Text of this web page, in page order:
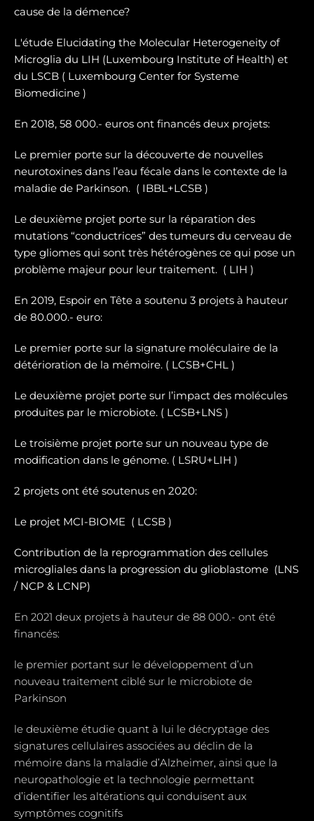
cause de la démence?
L'étude Elucidating the Molecular Heterogeneity of
Microglia du LIH (Luxembourg Institute of Health) et
du LSCB ( Luxembourg Center for Systeme
Biomedicine )
En 2018, 58 000.- euros ont financés deux projets:
Le premier porte sur la découverte de nouvelles
neurotoxines dans l’eau fécale dans le contexte de la
maladie de Parkinson. ( IBBL+LCSB )
Le deuxième projet porte sur la réparation des
mutations “conductrices” des tumeurs du cerveau de
type gliomes qui sont très hétérogènes ce qui pose un
problème majeur pour leur traitement. ( LIH )
En 2019, Espoir en Tête a soutenu 3 projets à hauteur
de 80.000.- euro:
Le premier porte sur la signature moléculaire de la
détérioration de la mémoire. ( LCSB+CHL )
Le deuxième projet porte sur l’impact des molécules
produites par le microbiote. ( LCSB+LNS )
Le troisième projet porte sur un nouveau type de
modification dans le génome. ( LSRU+LIH )
2 projets ont été soutenus en 2020:
Le projet MCI-BIOME ( LCSB )
Contribution de la reprogrammation des cellules
microgliales dans la progression du glioblastome (LNS
/ NCP & LCNP)
En 2021 deux projets à hauteur de 88 000.- ont été
financés:
le premier portant sur le développement d’un
nouveau traitement ciblé sur le microbiote de
Parkinson
le deuxième étudie quant à lui le décryptage des
signatures cellulaires associées au déclin de la
mémoire dans la maladie d’Alzheimer, ainsi que la
neuropathologie et la technologie permettant
d’identifier les altérations qui conduisent aux
symptômes cognitifs